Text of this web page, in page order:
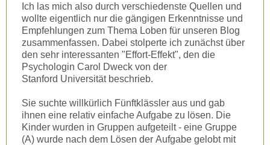
Ich las mich also durch verschiedenste Quellen und
wollte eigentlich nur die gängigen Erkenntnisse und
Empfehlungen zum Thema Loben für unseren Blog
zusammenfassen. Dabei stolperte ich zunächst über
den sehr interessanten "Effort-Effekt", den die
Psychologin Carol Dweck von der
Stanford Universität beschrieb.
Sie suchte willkürlich Fünftklässler aus und gab
ihnen eine relativ einfache Aufgabe zu lösen. Die
Kinder wurden in Gruppen aufgeteilt - eine Gruppe
(A) wurde nach dem Lösen der Aufgabe gelobt mit